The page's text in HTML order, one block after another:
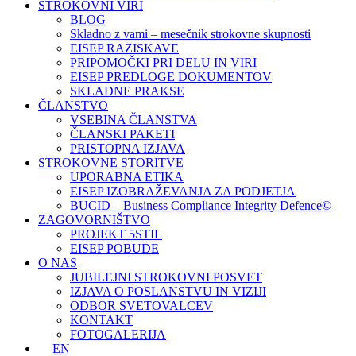
STROKOVNI VIRI
BLOG
Skladno z vami – mesečnik strokovne skupnosti
EISEP RAZISKAVE
PRIPOMOČKI PRI DELU IN VIRI
EISEP PREDLOGE DOKUMENTOV
SKLADNE PRAKSE
ČLANSTVO
VSEBINA ČLANSTVA
ČLANSKI PAKETI
PRISTOPNA IZJAVA
STROKOVNE STORITVE
UPORABNA ETIKA
EISEP IZOBRAŽEVANJA ZA PODJETJA
BUCID – Business Compliance Integrity Defence©
ZAGOVORNIŠTVO
PROJEKT 5STIL
EISEP POBUDE
O NAS
JUBILEJNI STROKOVNI POSVET
IZJAVA O POSLANSTVU IN VIZIJI
ODBOR SVETOVALCEV
KONTAKT
FOTOGALERIJA
EN